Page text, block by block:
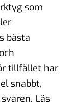
som
bästa
tillfället har
snabbt,
Läs